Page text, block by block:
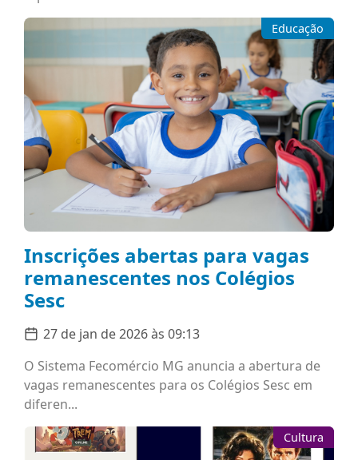
Educação
Inscrições abertas para vagas
remanescentes nos Colégios
Sesc
27 de jan de 2026 às 09:13
O Sistema Fecomércio MG anuncia a abertura de
vagas remanescentes para os Colégios Sesc em
diferen...
Cultura